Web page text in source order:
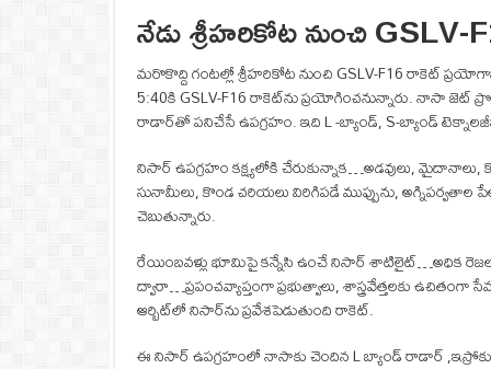
నేడు శ్రీహరికోట నుంచి
మరొకొద్ది గంటల్లో శ్రీహరికోట నుంచి GSLV-F16 రాకెట్
5:40కి GSLV-F16 రాకెట్‌ను ప్రయోగించనున్నారు. నాసా జెట్
రాడార్‌తో పనిచేసే ఉపగ్రహం. ఇది L -బ్యాండ్, S-బ్యాండ్
నిసార్ ఉపగ్రహం కక్ష్యలోకి చేరుకున్నాక…అడవులు, మైదానాలు,
సునామీలు, కొండ చరియలు విరిగిపడే ముప్పును, అగ్నిపర్వతాల
చెబుతున్నారు.
రేయింబవళ్లు భూమిపై కన్నేసి ఉంచే నిసార్ శాటిలైట్‌…అధిక
ద్వారా…ప్రపంచవ్యాప్తంగా ప్రభుత్వాలు, శాస్త్రవేత్తలకు
ఆర్బిట్‌లో నిసార్‌ను ప్రవేశపెడుతుంది రాకెట్‌.
ఈ నిసార్‌ ఉపగ్రహంలో నాసాకు చెందిన L బ్యాండ్ రాడార్‌ ,ఇస్రోకు